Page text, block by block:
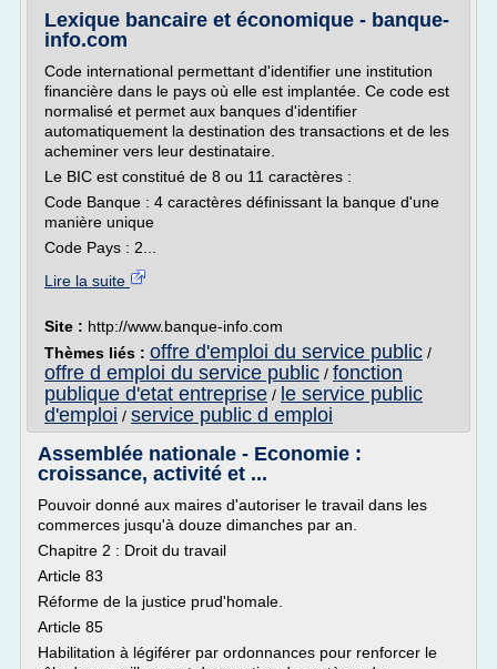
Lexique bancaire et économique - banque-
info.com
Code international permettant d'identifier une institution
financière dans le pays où elle est implantée. Ce code est
normalisé et permet aux banques d'identifier
automatiquement la destination des transactions et de les
acheminer vers leur destinataire.
Le BIC est constitué de 8 ou 11 caractères :
Code Banque : 4 caractères définissant la banque d'une
manière unique
Code Pays : 2...
Lire la suite
Site : http://www.banque-info.com
Thèmes liés : offre d'emploi du service public /
offre d emploi du service public / fonction
publique d'etat entreprise / le service public
d'emploi / service public d emploi
Assemblée nationale - Economie :
croissance, activité et ...
Pouvoir donné aux maires d'autoriser le travail dans les
commerces jusqu'à douze dimanches par an.
Chapitre 2 : Droit du travail
Article 83
Réforme de la justice prud'homale.
Article 85
Habilitation à légiférer par ordonnances pour renforcer le